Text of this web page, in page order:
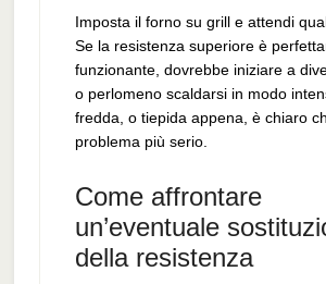
Imposta il forno su grill e attendi
Se la resistenza superiore è
funzionante, dovrebbe iniziare a
o perlomeno scaldarsi in modo
fredda, o tiepida appena, è chiaro
problema più serio.
Come affrontare
un’eventuale
della resistenza